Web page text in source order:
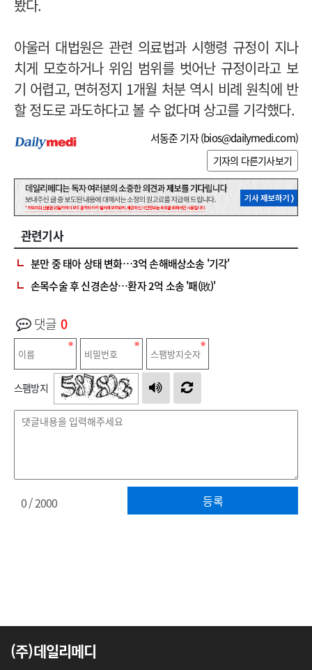
봤다.
아울러 대법원은 관련 의료법과 시행령 규정이 지나
치게 모호하거나 위임 범위를 벗어난 규정이라고 보
기 어렵고, 면허정지 1개월 처분 역시 비례 원칙에 반
할 정도로 과도하다고 볼 수 없다며 상고를 기각했다.
서동준 기자 (bios@dailymedi.com)
기자의 다른기사보기
관련기사
분만 중 태아 상태 변화…3억 손해배상소송 '기각'
손목수술 후 신경손상…환자 2억 소송 '패(敗)'
댓글 0
스팸방지
등록
0/ 2000
(주)데일리메디